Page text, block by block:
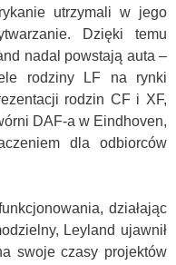
utrzymali w jego
Dzięki temu
nadal powstają auta –
rodziny LF na rynki
rodzin CF i XF,
DAF-a w Eindhoven,
dla odbiorców
działając
Leyland ujawnił
swoje czasy projektów